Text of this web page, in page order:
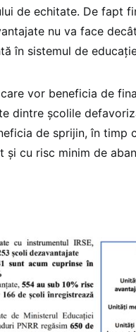
de echitate. De fapt
nu va face
în sistemul de
vor beneficia de
dintre școlile
de sprijin, în timp
și cu risc minim de